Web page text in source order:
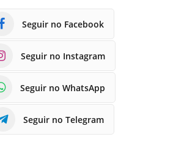
Seguir no Facebook
Seguir no Instagram
Seguir no WhatsApp
Seguir no Telegram